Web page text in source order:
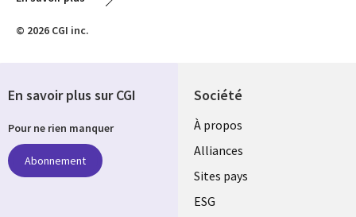
© 2026 CGI inc.
Société
À propos
Alliances
Sites pays
ESG
En savoir plus sur CGI
Pour ne rien manquer
Abonnement